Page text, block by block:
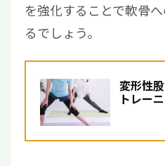
を強化することで軟骨
るでしょう。
変形性
トレー